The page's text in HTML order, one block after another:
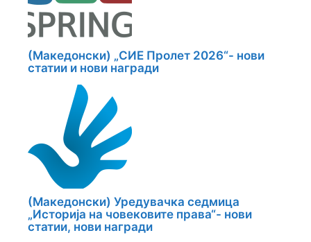
(Македонски) „СИЕ Пролет 2026“- нови
статии и нови награди
(Македонски) Уредувачка седмица
„Историја на човековите права“- нови
статии, нови награди